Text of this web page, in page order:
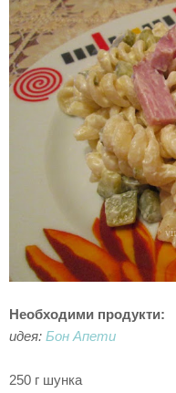
Необходими продукти:
идея: Бон Апети
250 г шунка